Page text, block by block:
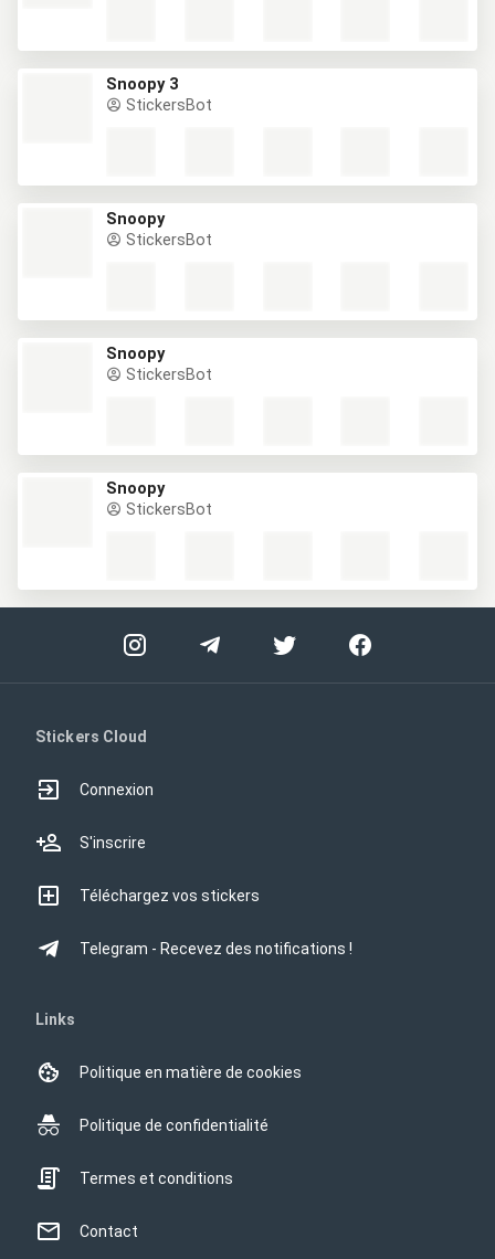
Snoopy 3
StickersBot
Snoopy
StickersBot
Snoopy
StickersBot
Snoopy
StickersBot
Stickers Cloud
Connexion
S'inscrire
Téléchargez vos stickers
Telegram - Recevez des notifications !
Links
Politique en matière de cookies
Politique de confidentialité
Termes et conditions
Contact